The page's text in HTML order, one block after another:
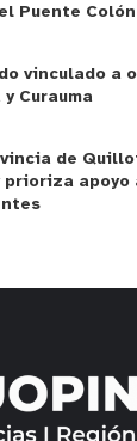
Puente
vinculado a
Curauma
de
apoyo